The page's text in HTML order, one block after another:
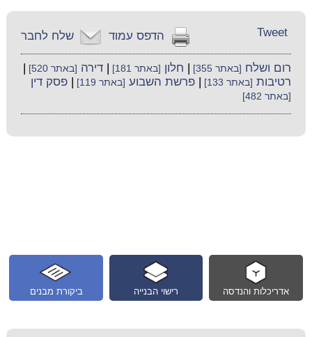
שלח לחבר הדפס עמוד Tweet
רום ושלח [באתר 355] חלון [באתר 181] |דירה [באתר 520]
רטיבות [באתר 133] |פרשת השבוע [באתר 119] |פסק דין
[באתר 482]
ביקורת מבנים רישוי הבנייה אדריכלות והנדסה